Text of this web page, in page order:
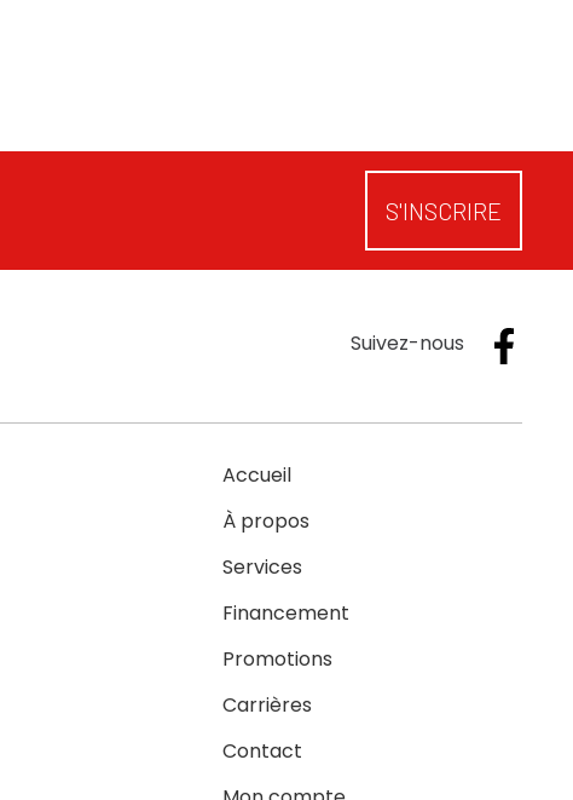
S'INSCRIRE
Suivez-nous
Accueil
À propos
Services
Financement
Promotions
Carrières
Contact